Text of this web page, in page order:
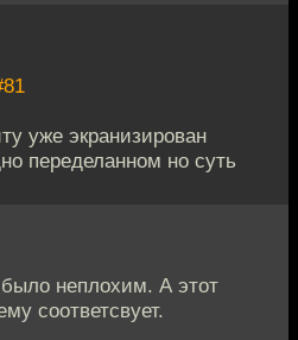
уже экранизирован
переделанном но суть
неплохим. А этот
соответсвует.